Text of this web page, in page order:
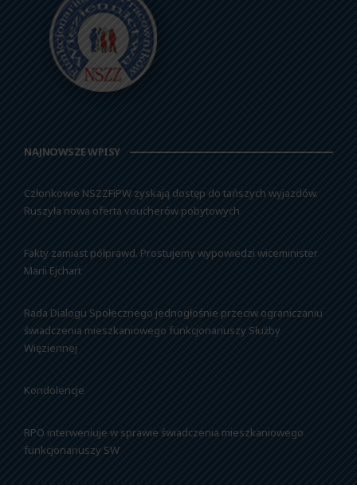
NAJNOWSZE WPISY
Członkowie NSZZFiPW zyskają dostęp do tańszych wyjazdów.
Ruszyła nowa oferta voucherów pobytowych
Fakty zamiast półprawd. Prostujemy wypowiedzi wiceminister
Marii Ejchart
Rada Dialogu Społecznego jednogłośnie przeciw ograniczaniu
świadczenia mieszkaniowego funkcjonariuszy Służby
Więziennej
Kondolencje
RPO interweniuje w sprawie świadczenia mieszkaniowego
funkcjonariuszy SW